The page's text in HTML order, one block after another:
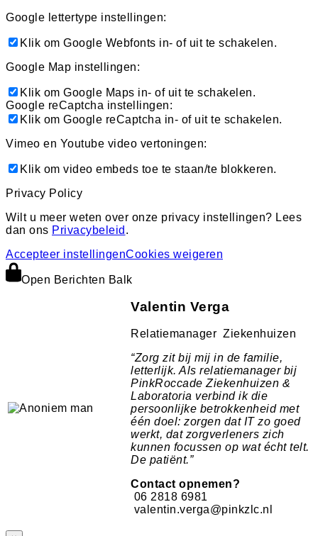
Google lettertype instellingen:
Klik om Google Webfonts in- of uit te schakelen.
Google Map instellingen:
Klik om Google Maps in- of uit te schakelen.
Google reCaptcha instellingen:
Klik om Google reCaptcha in- of uit te schakelen.
Vimeo en Youtube video vertoningen:
Klik om video embeds toe te staan/te blokkeren.
Privacy Policy
Wilt u meer weten over onze privacy instellingen? Lees
dan ons Privacybeleid .
Accepteer instellingenCookies weigeren
Open Berichten Balk
Valentin Verga
Relatiemanager Ziekenhuizen
“Zorg zit bij mij in de familie,
letterlijk. Als relatiemanager bij
PinkRoccade Ziekenhuizen &
Laboratoria verbind ik die
persoonlijke betrokkenheid met
één doel: zorgen dat IT zo goed
werkt, dat zorgverleners zich
kunnen focussen op wat écht telt.
De patiënt.”
Contact opnemen?
06 2818 6981
valentin.verga@pinkzlc.nl